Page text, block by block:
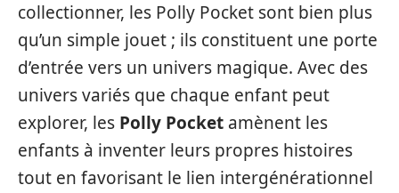
collectionner, les Polly Pocket sont bien plus
qu’un simple jouet ; ils constituent une porte
d’entrée vers un univers magique. Avec des
univers variés que chaque enfant peut
explorer, les Polly Pocket amènent les
enfants à inventer leurs propres histoires
tout en favorisant le lien intergénérationnel